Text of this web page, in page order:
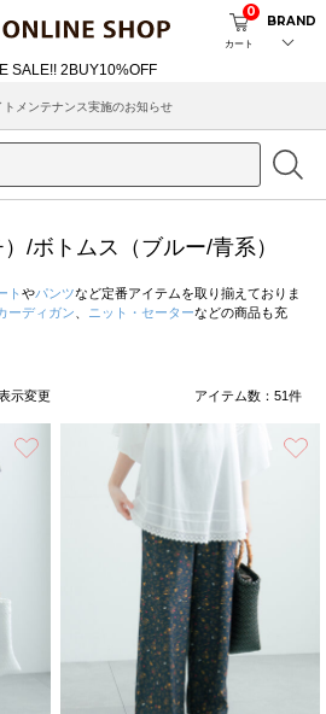
カート
0
BRAND
の配送遅延・停止について
/ボトムス（ブルー/青系）
ト やパンツなど定番アイテムを取り揃えておりま
ーディガン ニット・セーターなどの商品も充
示変更 アイテム数： 51件